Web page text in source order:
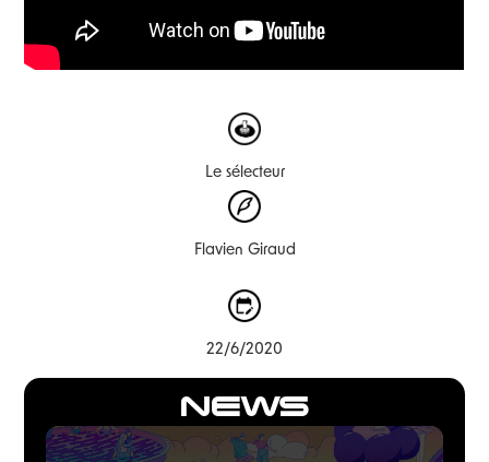
NEWS
Le sélecteur
Flavien Giraud
22/6/2020